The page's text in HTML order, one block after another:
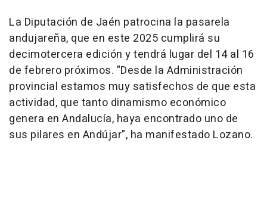
La Diputación de Jaén patrocina la pasarela
andujareña, que en este 2025 cumplirá su
decimotercera edición y tendrá lugar del 14 al 16
de febrero próximos. "Desde la Administración
provincial estamos muy satisfechos de que esta
actividad, que tanto dinamismo económico
genera en Andalucía, haya encontrado uno de
sus pilares en Andújar", ha manifestado Lozano.